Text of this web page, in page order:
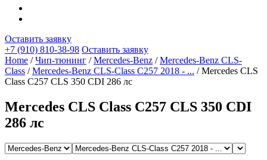
Оставить заявку
+7 (910) 810-38-98 Оставить заявку
Home /Чип-тюнинг /Mercedes-Benz /Mercedes-Benz CLS-
Class /Mercedes-Benz CLS-Class C257 2018 - ... / Mercedes CLS
Class C257 CLS 350 CDI 286 лс
Mercedes CLS Class C257 CLS 350 CDI
286 лс